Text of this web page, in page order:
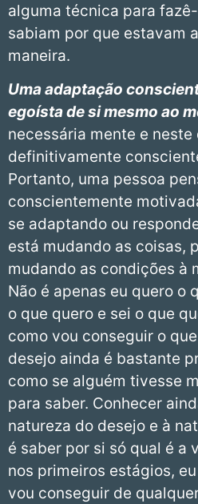
alguma técnica para
sabiam por que estavam
maneira.
Uma adaptação
egoísta de si mesmo ao
necessária mente e
definitivamente
Portanto, uma pessoa
conscientemente
se adaptando ou
está mudando as coisas,
mudando as condições à
Não é apenas eu quero o
o que quero e sei o que
como vou conseguir o
desejo ainda é bastante
como se alguém tivesse
para saber. Conhecer
natureza do desejo e à
é saber por si só qual é a
nos primeiros estágios,
vou conseguir de